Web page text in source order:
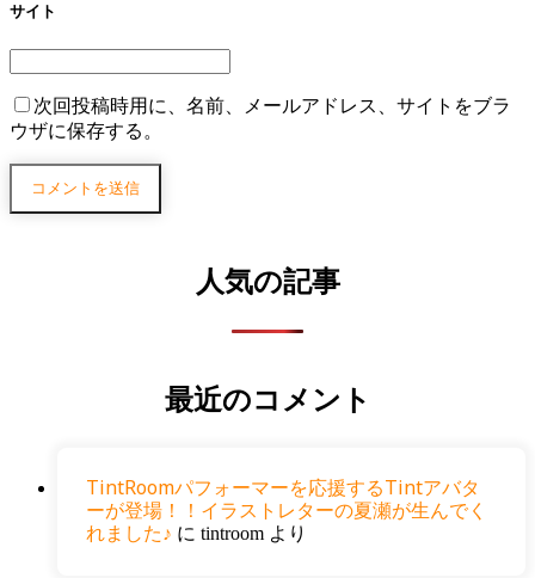
サイト
次回投稿時用に、名前、メールアドレス、サイトをブラ
ウザに保存する。
人気の記事
最近のコメント
TintRoomパフォーマーを応援するTintアバタ
ーが登場！！イラストレターの夏瀬が生んでく
れました♪ に tintroom より